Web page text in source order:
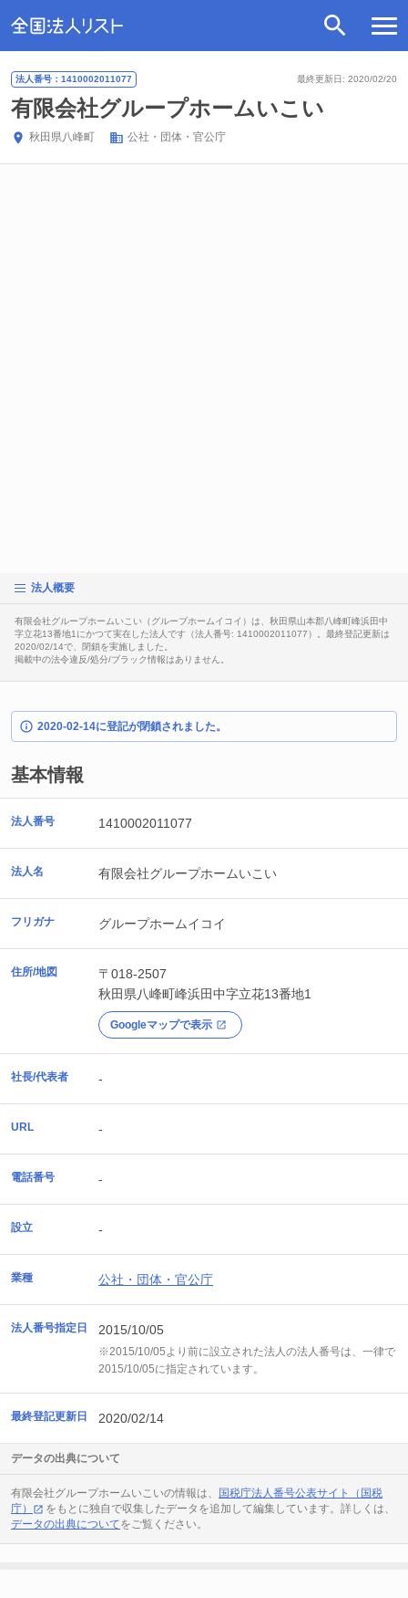
最終更新日: 2020/02/20
法人番号：1410002011077
有限会社グループホームいこい
秋田県八峰町 公社・団体・官公庁
法人概要
有限会社グループホームいこい（グループホームイコイ）は、秋田県山本郡八峰町峰浜田中
字立花13番地1にかつて実在した法人です（法人番号: 1410002011077）。最終登記更新は
2020/02/14で、閉鎖を実施しました。
掲載中の法令違反/処分/ブラック情報はありません。
2020-02-14に登記が閉鎖されました。
基本情報
法人番号 1410002011077
法人名 有限会社グループホームいこい
フリガナ グループホームイコイ
住所/地図
〒018-2507
秋田県八峰町峰浜田中字立花13番地1
Googleマップで表示
社長/代表者 -
URL -
電話番号 -
設立 -
業種 公社・団体・官公庁
法人番号指定日 2015/10/05
※2015/10/05より前に設立された法人の法人番号は、一律で
2015/10/05に指定されています。
最終登記更新日 2020/02/14
データの出典について
有限会社グループホームいこいの情報は、
国税庁法人番号公表サイト（国税
庁）
をもとに独自で収集したデータを追加して編集しています。詳しくは、
データの出典についてをご覧ください。